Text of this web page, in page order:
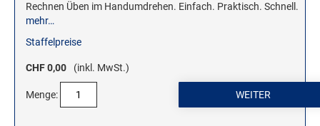
Rechnen Üben im Handumdrehen. Einfach. Praktisch. Schnell.
mehr…
Staffelpreise
CHF 0,00 (inkl. MwSt.)
Menge: